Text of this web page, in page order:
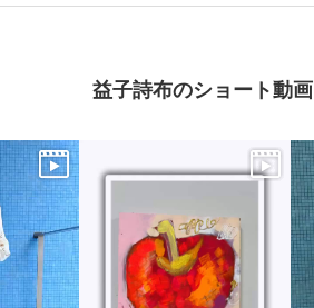
益子詩布のショート動画